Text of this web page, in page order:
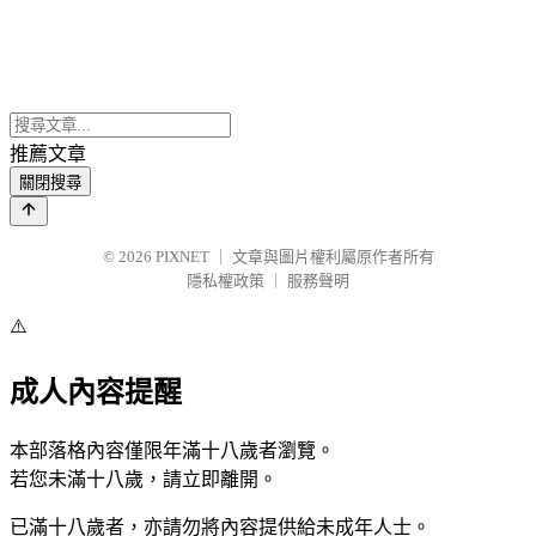
推薦文章
關閉搜尋
© 2026 PIXNET
文章與圖片權利屬原作者所有
隱私權政策
服務聲明
⚠️
成人內容提醒
本部落格內容僅限年滿十八歲者瀏覽。
若您未滿十八歲，請立即離開。
已滿十八歲者，亦請勿將內容提供給未成年人士。